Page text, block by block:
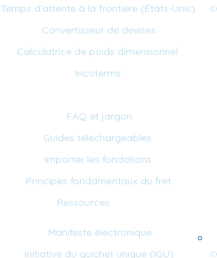
Temps d’attente à la frontière (États-Unis)
Convertisseur de devises
Calculatrice de poids dimensionnel
Incoterms
FAQ et jargon
Guides téléchargeables
Importer les fondations
Principes fondamentaux du fret
Ressources
Manifeste électronique
Initiative du guichet unique (IGU)